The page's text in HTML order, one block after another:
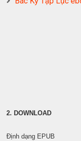
2. DOWNLOAD
Định dạng